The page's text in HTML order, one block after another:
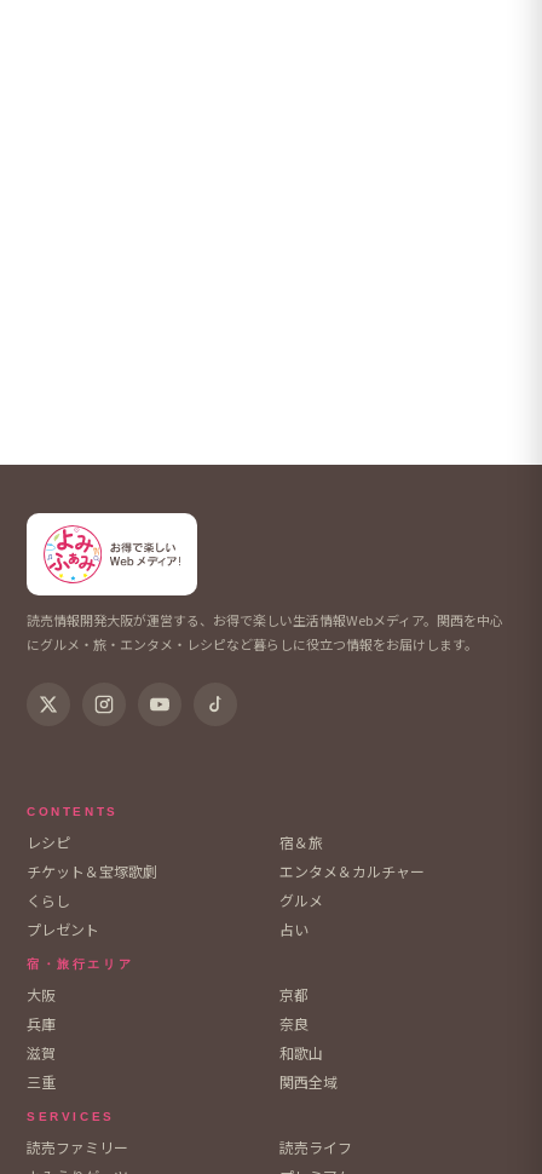
読売情報開発大阪が運営する、お得で楽しい生活情報Webメディア。関西を中心
にグルメ・旅・エンタメ・レシピなど暮らしに役立つ情報をお届けします。
CONTENTS
レシピ
宿＆旅
チケット＆宝塚歌劇
エンタメ＆カルチャー
くらし
グルメ
プレゼント
占い
宿・旅行エリア
大阪
京都
兵庫
奈良
滋賀
和歌山
三重
関西全域
SERVICES
読売ファミリー
読売ライフ